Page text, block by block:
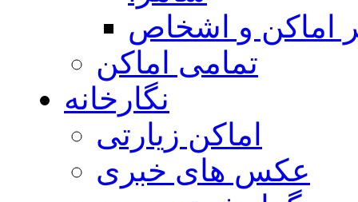
اماكن و اشخاص
تمامی اماکن
نگارخانه
اماکن زیارتی
عکس های خبری